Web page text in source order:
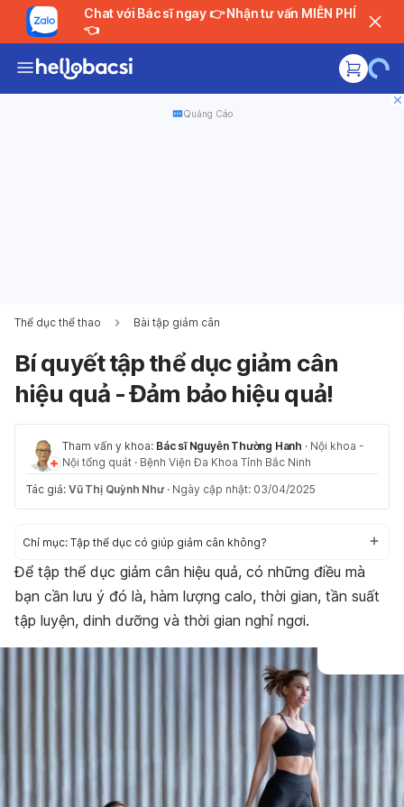
Chat với Bác sĩ ngay 👉 Nhận tư vấn MIỄN PHÍ
👈
Quảng Cáo
Thể dục thể thao Bài tập giảm cân
Bí quyết tập thể dục giảm cân
hiệu quả - Đảm bảo hiệu quả!
Tham vấn y khoa: Bác sĩ Nguyễn Thường Hanh · Nội khoa -
Nội tổng quát · Bệnh Viện Đa Khoa Tỉnh Bắc Ninh
Tác giả: Vũ Thị Quỳnh Như · Ngày cập nhật: 03/04/2025
Chỉ mục: Tập thể dục có giúp giảm cân không?
Để tập thể dục giảm cân hiệu quả, có những điều mà
bạn cần lưu ý đó là, hàm lượng calo, thời gian, tần suất
tập luyện, dinh dưỡng và thời gian nghỉ ngơi.